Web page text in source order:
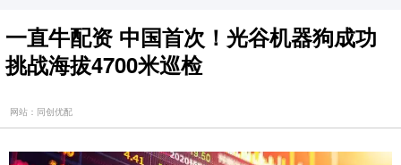
一直牛配资 中国首次！光谷机器狗成功
挑战海拔4700米巡检
网站：同创优配